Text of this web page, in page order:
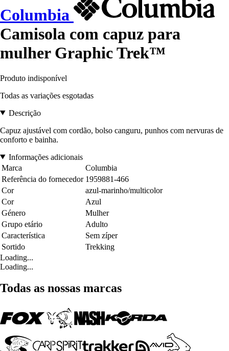
Columbia
Camisola com capuz para
mulher Graphic Trek™
Produto indisponível
Todas as variações esgotadas
Descrição
Capuz ajustável com cordão, bolso canguru, punhos com nervuras de
conforto e bainha.
Informações adicionais
Marca
Columbia
Referência do fornecedor 1959881-466
Cor
azul-marinho/multicolor
Cor
Azul
Género
Mulher
Grupo etário
Adulto
Característica
Sem zíper
Sortido
Trekking
Loading...
Loading...
Todas as nossas marcas